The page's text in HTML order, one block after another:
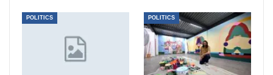
POLITICS POLITICS